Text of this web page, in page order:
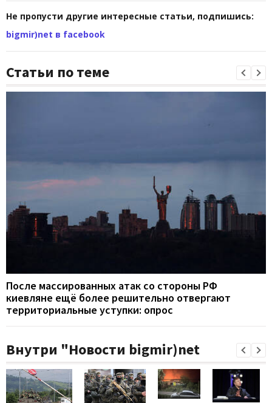
Не пропусти другие интересные статьи, подпишись:
bigmir)net в facebook
Статьи по теме
После массированных атак со стороны РФ
киевляне ещё более решительно отвергают
территориальные уступки: опрос
Внутри "Новости bigmir)net